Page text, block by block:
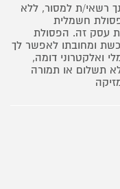
רשאי/ת למסור, ללא
חשמלית
עסק זה. הפסולת
ומחובתו לאפשר לך
ואלקטרוני דומה,
תשלום או תמורה